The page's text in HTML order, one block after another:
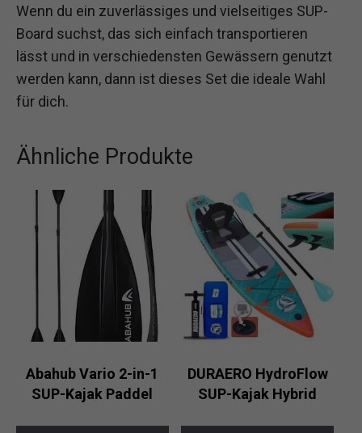
Wenn du ein zuverlässiges und vielseitiges SUP-
Board suchst, das sich einfach transportieren
lässt und in verschiedensten Gewässern genutzt
werden kann, dann ist dieses Set die ideale Wahl
für dich.
Ähnliche Produkte
Abahub Vario 2-in-1
SUP-Kajak Paddel
DURAERO HydroFlow
SUP-Kajak Hybrid